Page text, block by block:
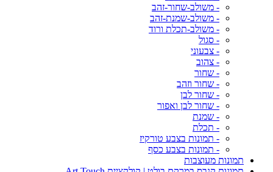
- משולב-שחור-זהב
- משולב-שמנת-זהב
- משולב-תכלת ורוד
- סגול
- צבעוני
- צהוב
- שחור
- שחור וזהב
- שחור לבן
- שחור לבן ואפור
- שמנת
- תכלת
- תמונות בצבע טורקיז
- תמונות בצבע כסף
תמונות מעוצבות